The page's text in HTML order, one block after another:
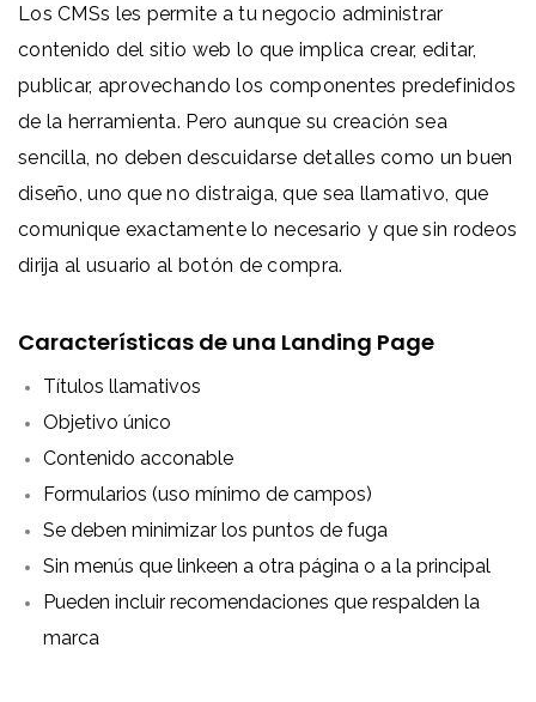
Los CMSs les permite a tu negocio administrar
contenido del sitio web lo que implica crear, editar,
publicar, aprovechando los componentes predefinidos
de la herramienta. Pero aunque su creación sea
sencilla, no deben descuidarse detalles como un buen
diseño, uno que no distraiga, que sea llamativo, que
comunique exactamente lo necesario y que sin rodeos
dirija al usuario al botón de compra.
Características de una Landing Page
Títulos llamativos
Objetivo único
Contenido acconable
Formularios (uso mínimo de campos)
Se deben minimizar los puntos de fuga
Sin menús que linkeen a otra página o a la principal
Pueden incluir recomendaciones que respalden la
marca